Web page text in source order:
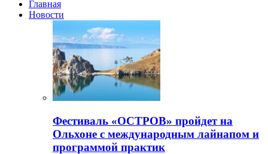
Главная
Новости
Фестиваль «ОСТРОВ» пройдет на
Ольхоне с международным лайнапом и
программой практик